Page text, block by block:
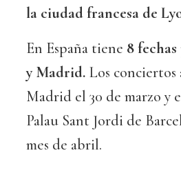
la ciudad francesa de
En España tiene 8
y Madrid. Los
Madrid el 30 de marzo y
Palau Sant Jordi de
mes de abril.